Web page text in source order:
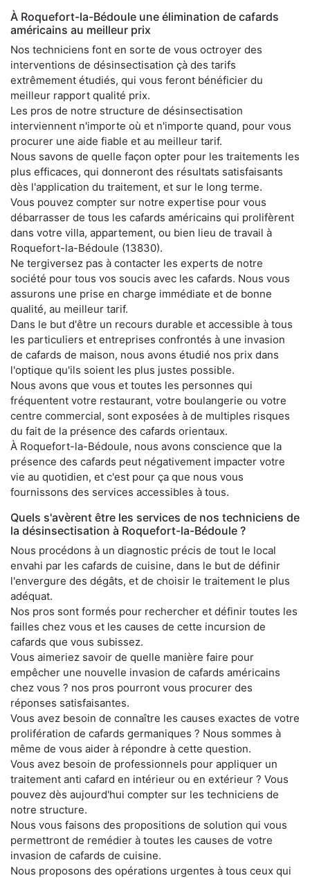
À Roquefort-la-Bédoule une élimination de cafards
américains au meilleur prix
Nos techniciens font en sorte de vous octroyer des
interventions de désinsectisation çà des tarifs
extrêmement étudiés, qui vous feront bénéficier du
meilleur rapport qualité prix.
Les pros de notre structure de désinsectisation
interviennent n'importe où et n'importe quand, pour vous
procurer une aide fiable et au meilleur tarif.
Nous savons de quelle façon opter pour les traitements les
plus efficaces, qui donneront des résultats satisfaisants
dès l'application du traitement, et sur le long terme.
Vous pouvez compter sur notre expertise pour vous
débarrasser de tous les cafards américains qui prolifèrent
dans votre villa, appartement, ou bien lieu de travail à
Roquefort-la-Bédoule (13830).
Ne tergiversez pas à contacter les experts de notre
société pour tous vos soucis avec les cafards. Nous vous
assurons une prise en charge immédiate et de bonne
qualité, au meilleur tarif.
Dans le but d'être un recours durable et accessible à tous
les particuliers et entreprises confrontés à une invasion
de cafards de maison, nous avons étudié nos prix dans
l'optique qu'ils soient les plus justes possible.
Nous avons que vous et toutes les personnes qui
fréquentent votre restaurant, votre boulangerie ou votre
centre commercial, sont exposées à de multiples risques
du fait de la présence des cafards orientaux.
À Roquefort-la-Bédoule, nous avons conscience que la
présence des cafards peut négativement impacter votre
vie au quotidien, et c'est pour ça que nous vous
fournissons des services accessibles à tous.
Quels s'avèrent être les services de nos techniciens de
la désinsectisation à Roquefort-la-Bédoule ?
Nous procédons à un diagnostic précis de tout le local
envahi par les cafards de cuisine, dans le but de définir
l'envergure des dégâts, et de choisir le traitement le plus
adéquat.
Nos pros sont formés pour rechercher et définir toutes les
failles chez vous et les causes de cette incursion de
cafards que vous subissez.
Vous aimeriez savoir de quelle manière faire pour
empêcher une nouvelle invasion de cafards américains
chez vous ? nos pros pourront vous procurer des
réponses satisfaisantes.
Vous avez besoin de connaître les causes exactes de votre
prolifération de cafards germaniques ? Nous sommes à
même de vous aider à répondre à cette question.
Vous avez besoin de professionnels pour appliquer un
traitement anti cafard en intérieur ou en extérieur ? Vous
pouvez dès aujourd'hui compter sur les techniciens de
notre structure.
Nous vous faisons des propositions de solution qui vous
permettront de remédier à toutes les causes de votre
invasion de cafards de cuisine.
Nous proposons des opérations urgentes à tous ceux qui